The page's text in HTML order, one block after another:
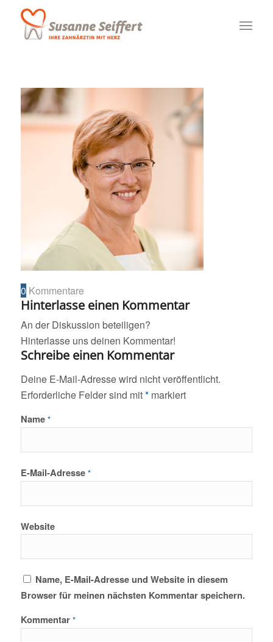
0 Kommentare
Hinterlasse einen Kommentar
An der Diskussion beteiligen?
Hinterlasse uns deinen Kommentar!
Schreibe einen Kommentar
Deine E-Mail-Adresse wird nicht veröffentlicht.
Erforderliche Felder sind mit*markiert
Name *
E-Mail-Adresse *
Website
Name, E-Mail-Adresse und Website in diesem
Browser für meinen nächsten Kommentar speichern.
Kommentar *